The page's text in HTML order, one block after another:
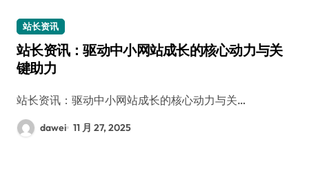
站长资讯
站长资讯：驱动中小网站成长的核心动力与关
键助力
站长资讯：驱动中小网站成长的核心动力与关…
dawei 11 月 27, 2025